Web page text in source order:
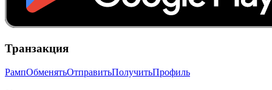
Транзакция
РампОбменятьОтправитьПолучитьПрофиль